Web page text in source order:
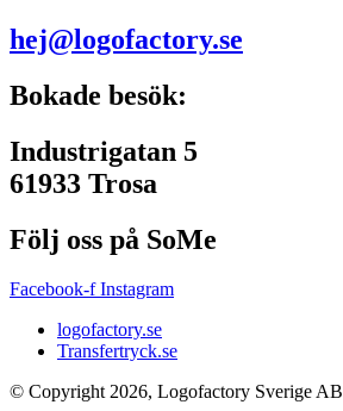
hej@logofactory.se
Bokade besök:
Industrigatan 5
61933 Trosa
Följ oss på SoMe
Facebook-f Instagram
logofactory.se
Transfertryck.se
© Copyright 2026, Logofactory Sverige AB